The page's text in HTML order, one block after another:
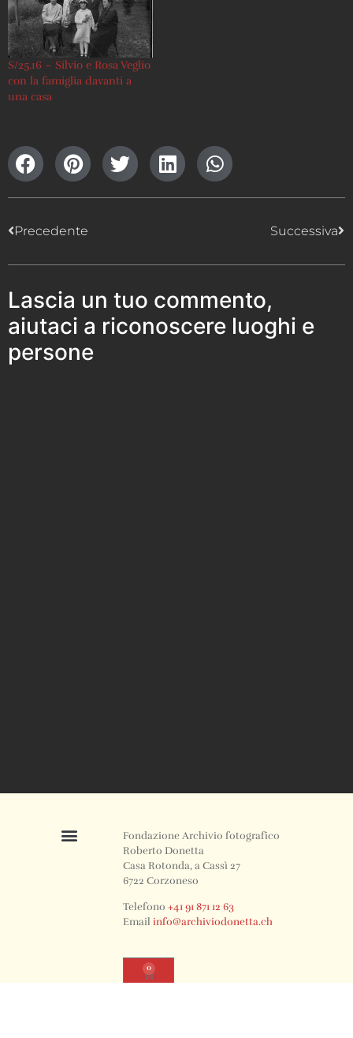
S/25.16 – Silvio e Rosa Veglio
con la famiglia davanti a
una casa
Precedente Successiva
Lascia un tuo commento,
aiutaci a riconoscere luoghi e
persone
Fondazione Archivio fotografico
Roberto Donetta
Casa Rotonda, a Cassì 27
6722 Corzoneso
Telefono+41 91 871 12 63
Emailinfo@archiviodonetta.ch
0